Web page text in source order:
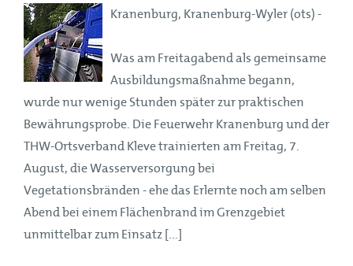
Kranenburg, Kranenburg-Wyler (ots) -
Was am Freitagabend als gemeinsame
Ausbildungsmaßnahme begann,
wurde nur wenige Stunden später zur praktischen
Bewährungsprobe. Die Feuerwehr Kranenburg und der
THW-Ortsverband Kleve trainierten am Freitag, 7.
August, die Wasserversorgung bei
Vegetationsbränden - ehe das Erlernte noch am selben
Abend bei einem Flächenbrand im Grenzgebiet
unmittelbar zum Einsatz [...]